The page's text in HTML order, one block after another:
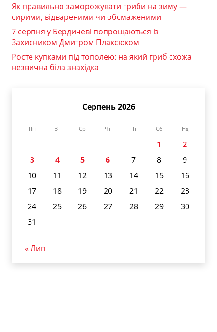
Як правильно заморожувати гриби на зиму —
сирими, відвареними чи обсмаженими
7 серпня у Бердичеві попрощаються із
Захисником Дмитром Плаксюком
Росте купками під тополею: на який гриб схожа
незвична біла знахідка
Серпень 2026
Пн Вт Ср Чт Пт Сб Нд
1
2
3
4 5 6 7 8
9
10
11 12 13 14 15
16
17
18 19 20 21 22
23
24
25 26 27 28 29
30
31
« Лип